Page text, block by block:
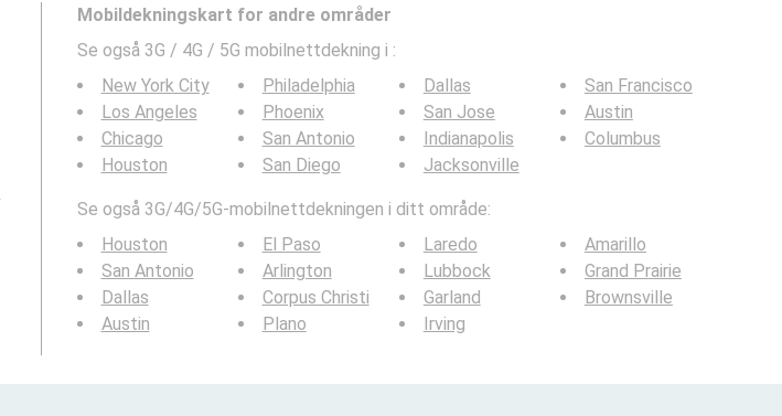
Mobildekningskart for andre områder
Se også 3G / 4G / 5G mobilnettdekning i :
New York City
Los Angeles
Chicago
Houston
Philadelphia
Phoenix
San Antonio
San Diego
Dallas
San Jose
Indianapolis
Jacksonville
San Francisco
Austin
Columbus
Se også 3G/4G/5G-mobilnettdekningen i ditt område:
Houston
San Antonio
Dallas
Austin
El Paso
Arlington
Corpus Christi
Plano
Laredo
Lubbock
Garland
Irving
Amarillo
Grand Prairie
Brownsville